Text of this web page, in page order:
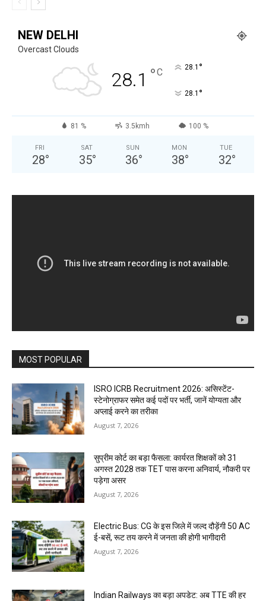
NEW DELHI
Overcast Clouds
28.1 °C 28.1 °
28.1 °
81 % 3.5kmh 100 %
FRI
28°
SAT
35°
SUN
36°
MON
38°
TUE
32°
MOST POPULAR
ISRO ICRB Recruitment 2026: असिस्टेंट-
स्टेनोग्राफर समेत कई पदों पर भर्ती, जानें योग्यता और
अप्लाई करने का तरीका
August 7, 2026
सुप्रीम कोर्ट का बड़ा फैसला: कार्यरत शिक्षकों को 31
अगस्त 2028 तक TET पास करना अनिवार्य, नौकरी पर
पड़ेगा असर
August 7, 2026
Electric Bus: CG के इस जिले में जल्द दौड़ेंगी 50 AC
ई-बसें, रूट तय करने में जनता की होगी भागीदारी
August 7, 2026
Indian Railways का बड़ा अपडेट: अब TTE की हर